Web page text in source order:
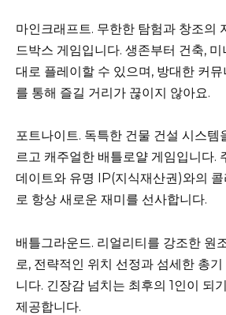
마인크래프트. 무한한 탐험과 창조의
드박스 게임입니다. 생존부터 건축,
대로 플레이할 수 있으며, 방대한 커
를 통해 즐길 거리가 끊이지 않아요.
포트나이트. 독특한 건물 건설 시스템
르고 캐주얼한 배틀로얄 게임입니다.
데이트와 유명 IP(지식재산권)와의
로 항상 새로운 재미를 선사합니다.
배틀그라운드. 리얼리티를 강조한 원
로, 전략적인 위치 선정과 섬세한 총
니다. 긴장감 넘치는 최후의 1인이 되
제공합니다.